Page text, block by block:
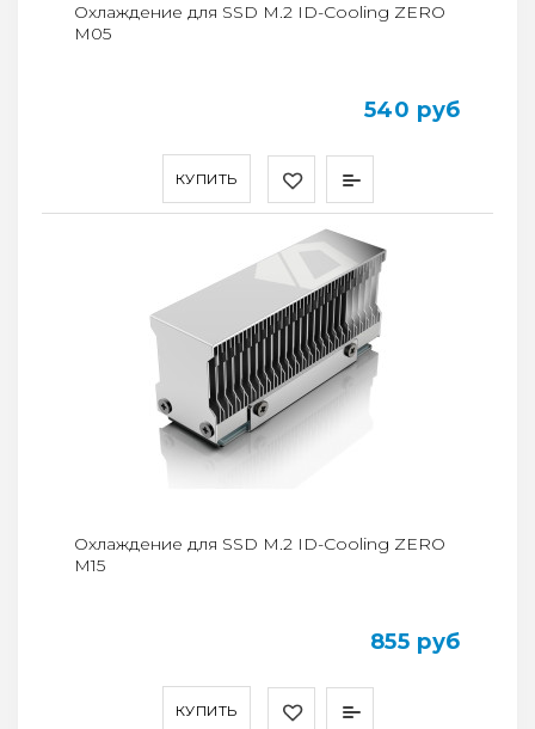
КУПИТЬ
Охлаждение для SSD M.2 ID-Cooling ZERO
M05
540 руб
КУПИТЬ
Охлаждение для SSD M.2 ID-Cooling ZERO
M15
855 руб